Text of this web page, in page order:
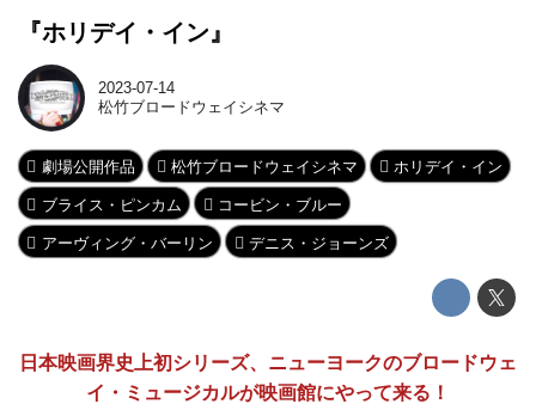
『ホリデイ・イン』
2023-07-14
松竹ブロードウェイシネマ
劇場公開作品 松竹ブロードウェイシネマ ホリデイ・イン
ブライス・ピンカム コービン・ブルー
アーヴィング・バーリン デニス・ジョーンズ
日本映画界史上初シリーズ、ニューヨークのブロードウェ
イ・ミュージカルが映画館にやって来る！